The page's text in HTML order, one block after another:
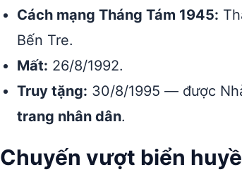
Cách mạng Tháng Tám 1945:
Bến Tre.
Mất: 26/8/1992.
Truy tặng: 30/8/1995 — được
trang nhân dân.
Chuyến vượt biển